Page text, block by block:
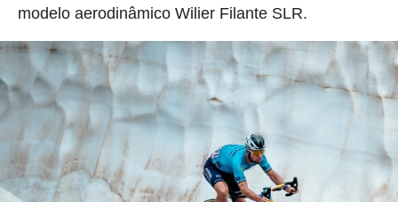
modelo aerodinâmico Wilier Filante SLR.